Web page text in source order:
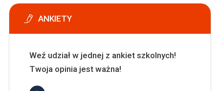
ANKIETY
Weź udział w jednej z ankiet szkolnych!
Twoja opinia jest ważna!